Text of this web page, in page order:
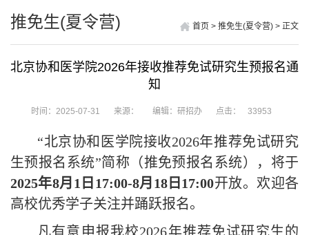
推免生(夏令营) 首页 > 推免生(夏令营) > 正文
北京协和医学院2026年接收推荐免试研究生预报名通
知
时间：2025-07-31 来源： 编辑：研招办 点击： 33953
“北京协和医学院接收2026年推荐免试研究
生预报名系统”简称（推免预报名系统），将于
2025年8月 1 日 17:00-8月18日17:00开放。欢迎各
高校优秀学子关注并踊跃报名。
凡有意申报我校2026年推荐免试研究生的